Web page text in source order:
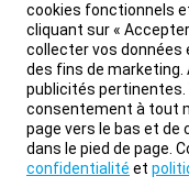
cookies fonctionnels
cliquant sur «
collecter vos données
des fins de marketing.
publicités pertinentes.
consentement à tout
page vers le bas et de
dans le pied de page.
confidentialité et